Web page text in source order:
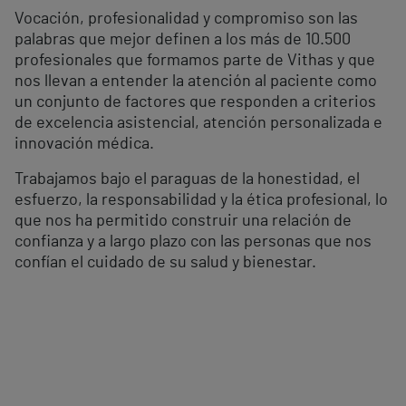
Vocación, profesionalidad y compromiso son las
palabras que mejor definen a los más de 10.500
profesionales que formamos parte de Vithas y que
nos llevan a entender la atención al paciente como
un conjunto de factores que responden a criterios
de excelencia asistencial, atención personalizada e
innovación médica.
Trabajamos bajo el paraguas de la honestidad, el
esfuerzo, la responsabilidad y la ética profesional, lo
que nos ha permitido construir una relación de
confianza y a largo plazo con las personas que nos
confían el cuidado de su salud y bienestar.